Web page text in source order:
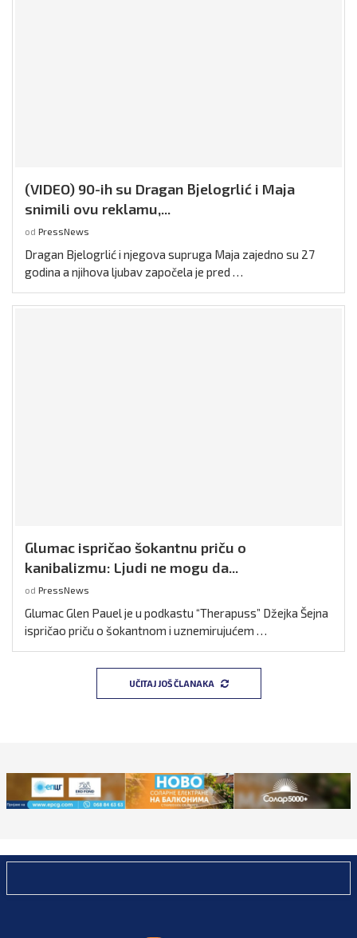
(VIDEO) 90-ih su Dragan Bjelogrlić i Maja
snimili ovu reklamu,...
od PressNews
Dragan Bjelogrlić i njegova supruga Maja zajedno su 27
godina a njihova ljubav započela je pred …
Glumac ispričao šokantnu priču o
kanibalizmu: Ljudi ne mogu da...
od PressNews
Glumac Glen Pauel je u podkastu “Therapuss” Džejka Šejna
ispričao priču o šokantnom i uznemirujućem …
UČITAJ JOŠ ČLANAKA